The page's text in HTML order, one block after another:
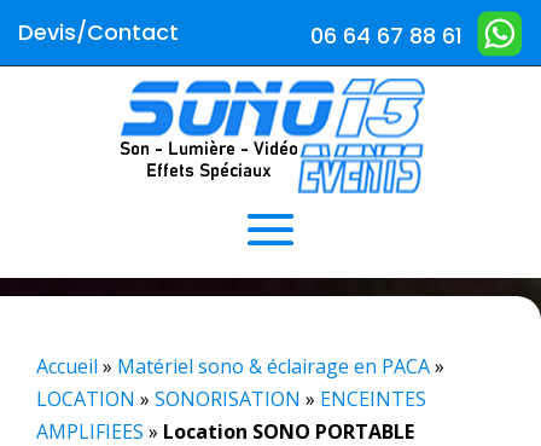
Devis/Contact 06 64 67 88 61
Accueil » Matériel sono & éclairage en PACA»
LOCATION » SONORISATION » ENCEINTES
AMPLIFIEES » Location SONO PORTABLE